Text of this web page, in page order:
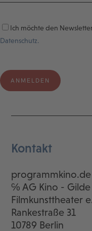
Ich möchte den
Datenschutz.
Kontakt
programmkino.de
℅ AG Kino -
Filmkunsttheater
Rankestraße 31
10789 Berlin